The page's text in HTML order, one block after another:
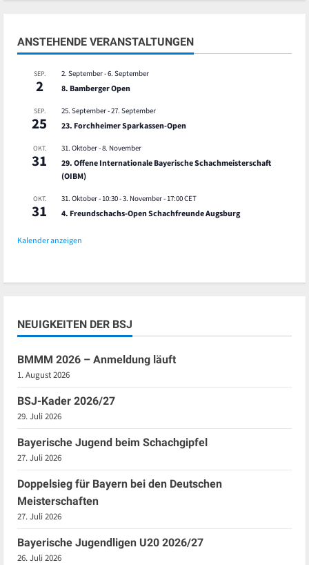
ANSTEHENDE VERANSTALTUNGEN
SEP.
2
2. September-6. September
8. Bamberger Open
SEP.
25
25. September-27. September
23. Forchheimer Sparkassen-Open
OKT.
31
31. Oktober-8. November
29. Offene Internationale Bayerische Schachmeisterschaft
(OIBM)
OKT.
31
31. Oktober - 10:30-3. November - 17:00CET
4. Freundschachs-Open Schachfreunde Augsburg
Kalender anzeigen
NEUIGKEITEN DER BSJ
BMMM 2026 – Anmeldung läuft
1. August 2026
BSJ-Kader 2026/27
29. Juli 2026
Bayerische Jugend beim Schachgipfel
27. Juli 2026
Doppelsieg für Bayern bei den Deutschen
Meisterschaften
27. Juli 2026
Bayerische Jugendligen U20 2026/27
26. Juli 2026